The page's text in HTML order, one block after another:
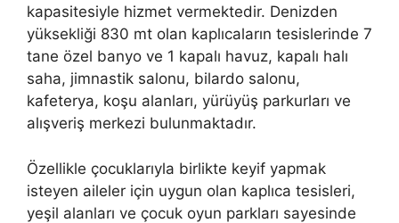
kapasitesiyle hizmet vermektedir. Denizden
yüksekliği 830 mt olan kaplıcaların tesislerinde 7
tane özel banyo ve 1 kapalı havuz, kapalı halı
saha, jimnastik salonu, bilardo salonu,
kafeterya, koşu alanları, yürüyüş parkurları ve
alışveriş merkezi bulunmaktadır.
Özellikle çocuklarıyla birlikte keyif yapmak
isteyen aileler için uygun olan kaplıca tesisleri,
yeşil alanları ve çocuk oyun parkları sayesinde